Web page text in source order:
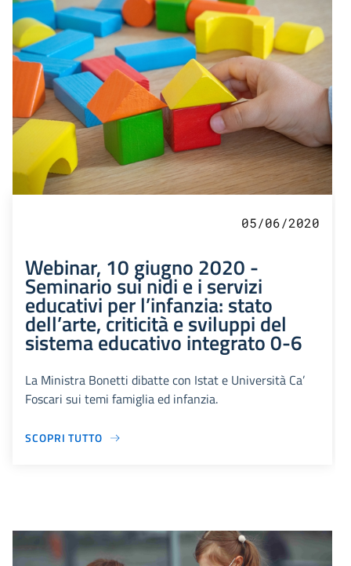
05/06/2020
Webinar, 10 giugno 2020 -
Seminario sui nidi e i servizi
educativi per l’infanzia: stato
dell’arte, criticità e sviluppi del
sistema educativo integrato 0-6
La Ministra Bonetti dibatte con Istat e Università Ca’
Foscari sui temi famiglia ed infanzia.
SCOPRI TUTTO